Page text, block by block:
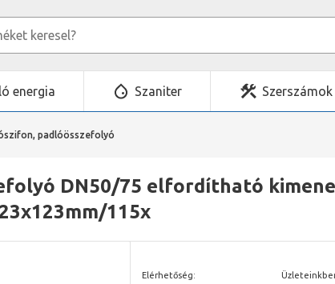
energia Szaniter Szerszámok
padlóösszefolyó
DN50/75 elfordítható
115x
Elérhetőség: